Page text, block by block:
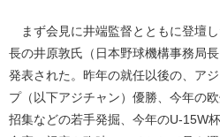
まず会見に井端監督とともに登壇
長の井原敦氏（日本野球機構事務局
発表された。昨年の就任以後の、ア
プ（以下アジチャン）優勝、今年の
招集などの若手発掘、今年のU-15W